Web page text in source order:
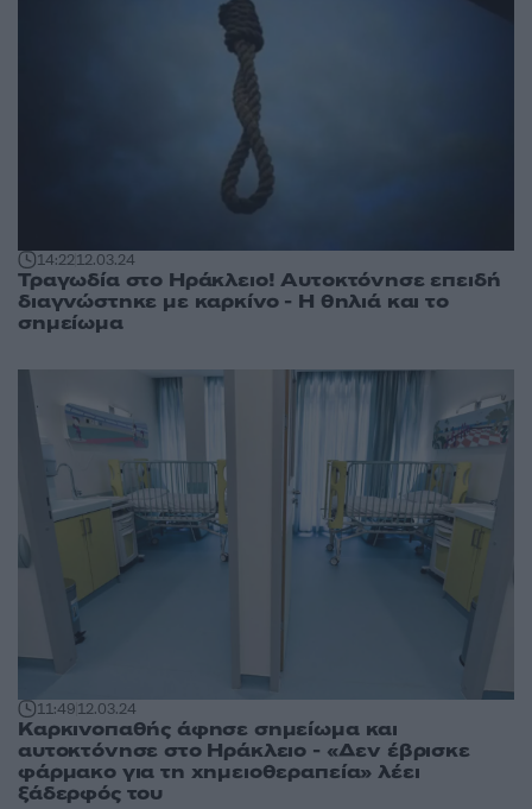
14:2212.03.24
Τραγωδία στο Ηράκλειο! Αυτοκτόνησε επειδή
διαγνώστηκε με καρκίνο - Η θηλιά και το
σημείωμα
11:4912.03.24
Καρκινοπαθής άφησε σημείωμα και
αυτοκτόνησε στο Ηράκλειο - «Δεν έβρισκε
φάρμακο για τη χημειοθεραπεία» λέει
ξάδερφός του